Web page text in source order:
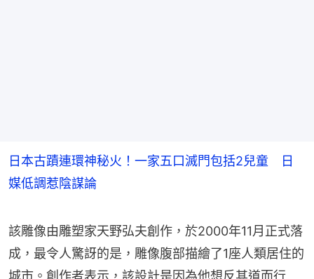
日本古蹟連環神秘火！一家五口滅門包括2兒童 日
媒低調惹陰謀論
該雕像由雕塑家天野弘夫創作，於2000年11月正式落
成，最令人驚訝的是，雕像腹部描繪了1座人類居住的
城市。創作者表示，該設計是因為他想反其道而行